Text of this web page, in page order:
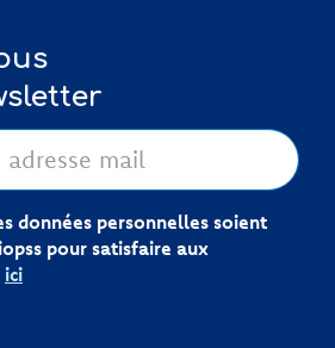
données personnelles soient
pour satisfaire aux
ici